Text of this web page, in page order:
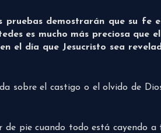
pruebas demostrarán que su fe
es mucho más preciosa que
el día que Jesucristo sea
sobre el castigo o el olvido de
pie cuando todo está cayendo a